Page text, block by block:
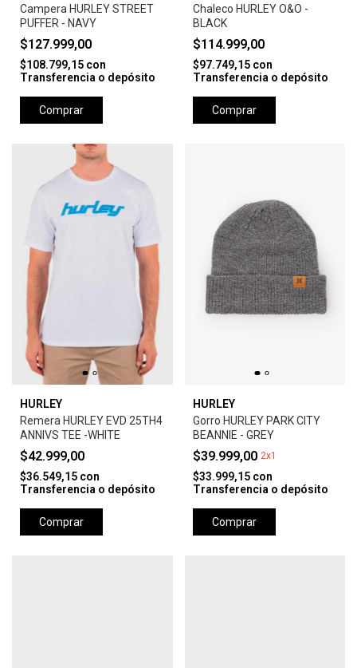
Campera HURLEY STREET
PUFFER - NAVY
$127.999,00
$108.799,15 con
Transferencia o depósito
Comprar
Chaleco HURLEY O&O -
BLACK
$114.999,00
$97.749,15 con
Transferencia o depósito
Comprar
HURLEY
Remera HURLEY EVD 25TH4
ANNIVS TEE -WHITE
$42.999,00
$36.549,15 con
Transferencia o depósito
Comprar
HURLEY
Gorro HURLEY PARK CITY
BEANNIE - GREY
$39.999,00 2x1
$33.999,15 con
Transferencia o depósito
Comprar